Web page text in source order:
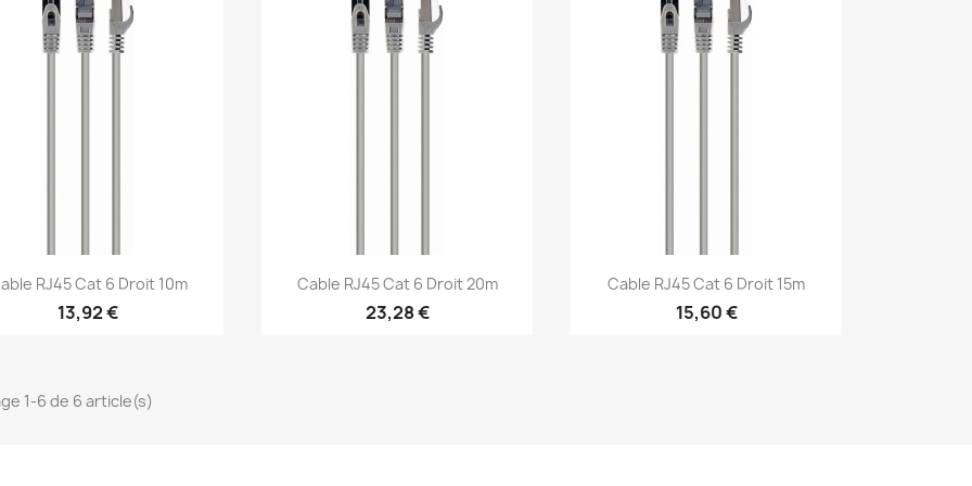
Aperçu rapide
RJ45 Cat 6 Droit 10m
13,92 €
Aperçu rapide
Cable RJ45 Cat 6 Droit 20m
23,28 €
Aperçu rapide
Cable RJ45 Cat 6 Droit 15m
15,60 €
1-6 de 6 article(s)